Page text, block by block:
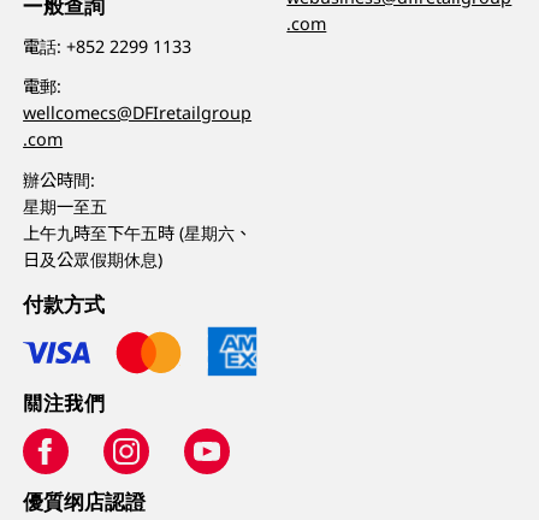
電話:+852 2299 1133
電郵:
wellcomecs@DFIretailgroup
.com
辦公時間:
星期一至五
上午九時至下午五時 (星期六、
日及公眾假期休息)
.com
付款方式
關注我們
優質纲店認證